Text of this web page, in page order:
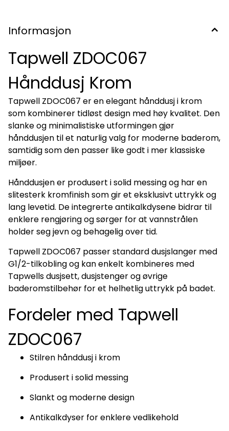
Informasjon
Tapwell ZDOC067
Hånddusj Krom
Tapwell ZDOC067 er en elegant hånddusj i krom
som kombinerer tidløst design med høy kvalitet. Den
slanke og minimalistiske utformingen gjør
hånddusjen til et naturlig valg for moderne baderom,
samtidig som den passer like godt i mer klassiske
miljøer.
Hånddusjen er produsert i solid messing og har en
slitesterk kromfinish som gir et eksklusivt uttrykk og
lang levetid. De integrerte antikalkdysene bidrar til
enklere rengjøring og sørger for at vannstrålen
holder seg jevn og behagelig over tid.
Tapwell ZDOC067 passer standard dusjslanger med
G1/2-tilkobling og kan enkelt kombineres med
Tapwells dusjsett, dusjstenger og øvrige
baderomstilbehør for et helhetlig uttrykk på badet.
Fordeler med Tapwell
ZDOC067
Stilren hånddusj i krom
Produsert i solid messing
Slankt og moderne design
Antikalkdyser for enklere vedlikehold